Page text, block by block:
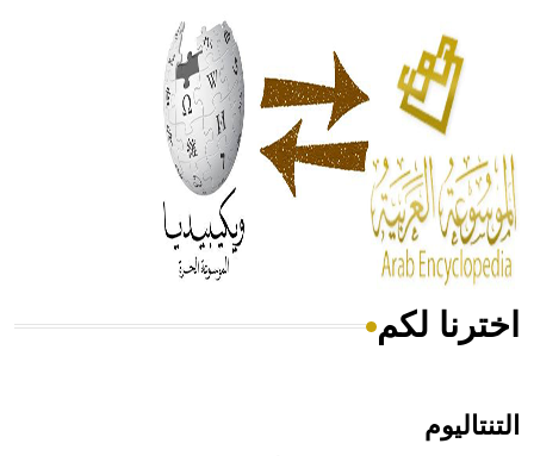
الحكم، الأدلة، تنظيم التغذية، ورسالته في جروح الرأس. ويعود
له الفضل بأنه حرر الطب من الدين والفلسفة.
- هل تعلم أن المرجان إفراز حيواني يتكون في البحر ويتركب
من مادة كربونات الكلسيوم، وهو أحمر أو شديد الحمرة وهو
أجود أنواعه، ويمتاز بكبر الحجم ويسمى الش
هل تعلم أن الأبسيد كلمة فرنسية اللفظ تم اعتمادها مصطلحاً
اخترنا لكم
التنتاليوم